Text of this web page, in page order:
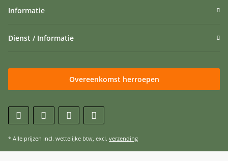
Informatie
Dienst / Informatie
Overeenkomst herroepen
* Alle prijzen incl. wettelijke btw, excl. verzending